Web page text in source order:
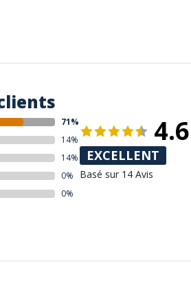
71%
14%
14%
0%
0%
4.6
EXCELLENT
Basé sur 14 Avis